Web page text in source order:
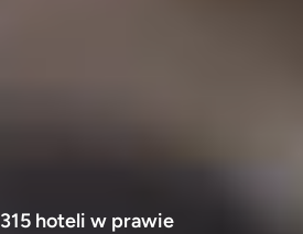
315hoteli w prawie